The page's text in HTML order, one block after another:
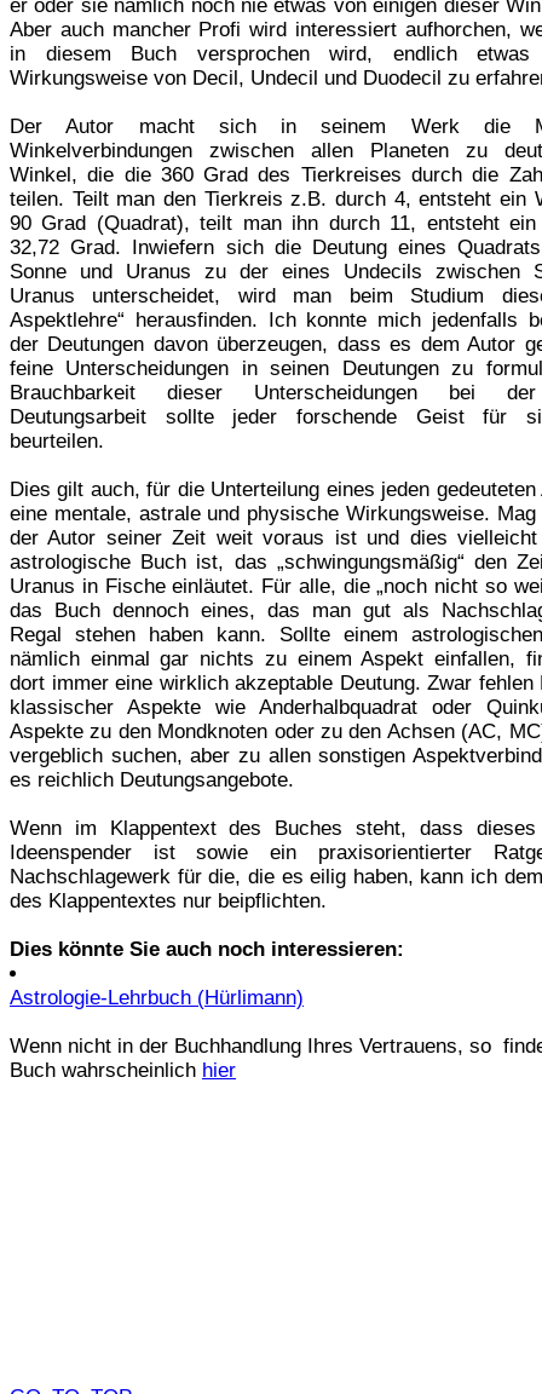
er oder sie nämlich noch nie etwas von einigen dieser
Aber auch mancher Profi wird interessiert aufhorchen,
in diesem Buch versprochen wird, endlich
Wirkungsweise von Decil, Undecil und Duodecil zu
Der Autor macht sich in seinem Werk die
Winkelverbindungen zwischen allen Planeten zu
Winkel, die die 360 Grad des Tierkreises durch die
teilen. Teilt man den Tierkreis z.B. durch 4, entsteht ein
90 Grad (Quadrat), teilt man ihn durch 11, entsteht
32,72 Grad. Inwiefern sich die Deutung eines
Sonne und Uranus zu der eines Undecils zwischen
Uranus unterscheidet, wird man beim Studium
Aspektlehre“ herausfinden. Ich konnte mich jedenfalls
der Deutungen davon überzeugen, dass es dem Autor
feine Unterscheidungen in seinen Deutungen zu
Brauchbarkeit dieser Unterscheidungen bei
Deutungsarbeit sollte jeder forschende Geist für
beurteilen.
Dies gilt auch, für die Unterteilung eines jeden
eine mentale, astrale und physische Wirkungsweise.
der Autor seiner Zeit weit voraus ist und dies
astrologische Buch ist, das „schwingungsmäßig“ den
Uranus in Fische einläutet. Für alle, die „noch nicht so
das Buch dennoch eines, das man gut als
Regal stehen haben kann. Sollte einem
nämlich einmal gar nichts zu einem Aspekt einfallen,
dort immer eine wirklich akzeptable Deutung. Zwar fehlen
klassischer Aspekte wie Anderhalbquadrat oder
Aspekte zu den Mondknoten oder zu den Achsen (AC,
vergeblich suchen, aber zu allen sonstigen
es reichlich Deutungsangebote.
Wenn im Klappentext des Buches steht, dass
Ideenspender ist sowie ein praxisorientierter
Nachschlagewerk für die, die es eilig haben, kann ich
des Klappentextes nur beipflichten.
Dies könnte Sie auch noch interessieren:
Astrologie-Lehrbuch (Hürlimann)
Wenn nicht in der Buchhandlung Ihres Vertrauens, so
Buch wahrscheinlich hier